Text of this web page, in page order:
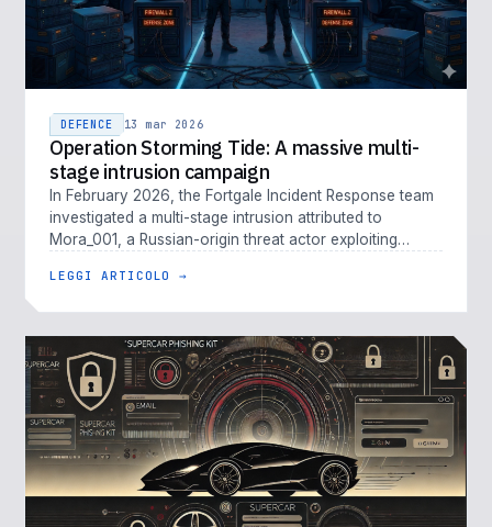
DEFENCE 13 mar 2026
Operation Storming Tide: A massive multi-
stage intrusion campaign
In February 2026, the Fortgale Incident Response team
investigated a multi-stage intrusion attributed to
Mora_001, a Russian-origin threat actor exploiting
LEGGI ARTICOLO →